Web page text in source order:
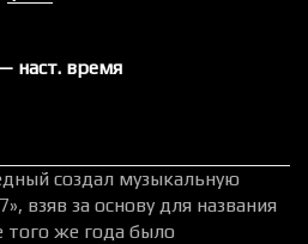
наст. время
создал музыкальную
взяв за основу для названия
того же года было